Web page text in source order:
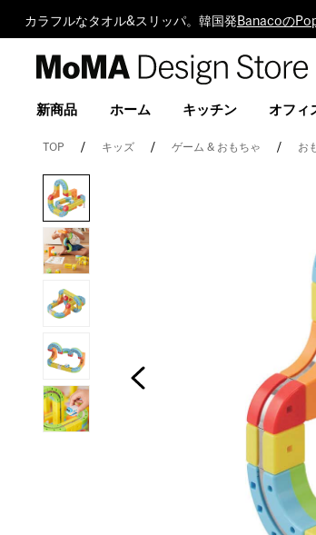
カラフルなタオル&スリッパ。韓国発 Banacoの
新商品 ホーム キッチン オフィ
TOP キッズ ゲーム & おもちゃ お